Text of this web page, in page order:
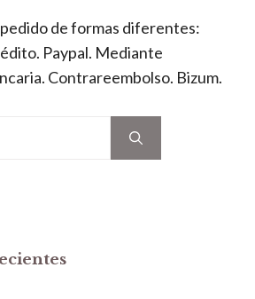
de formas diferentes:
Paypal. Mediante
Contrareembolso. Bizum.